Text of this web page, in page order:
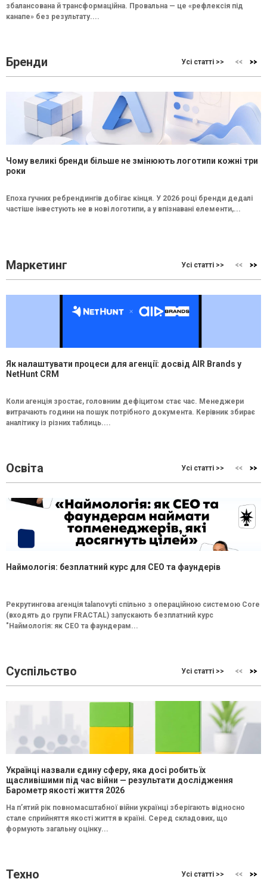
збалансована й трансформаційна. Провальна — це «рефлексія під
канапе» без результату....
Бренди Усі статті >>
Чому великі бренди більше не змінюють логотипи кожні три
роки
Епоха гучних ребрендингів добігає кінця. У 2026 році бренди дедалі
частіше інвестують не в нові логотипи, а у впізнавані елементи,...
Маркетинг Усі статті >>
Як налаштувати процеси для агенції: досвід AIR Brands у
NetHunt CRM
Коли агенція зростає, головним дефіцитом стає час. Менеджери
витрачають години на пошук потрібного документа. Керівник збирає
аналітику із різних таблиць....
Освіта Усі статті >>
Наймологія: безплатний курс для CEO та фаундерів
Рекрутингова агенція talanovyti спільно з операційною системою Core
(входять до групи FRACTAL) запускають безплатний курс
"Наймологія: як СEO та фаундерам...
Суспільство Усі статті >>
Українці назвали єдину сферу, яка досі робить їх
щасливішими під час війни — результати дослідження
Барометр якості життя 2026
На п’ятий рік повномасштабної війни українці зберігають відносно
стале сприйняття якості життя в країні. Серед складових, що
формують загальну оцінку...
Техно Усі статті >>